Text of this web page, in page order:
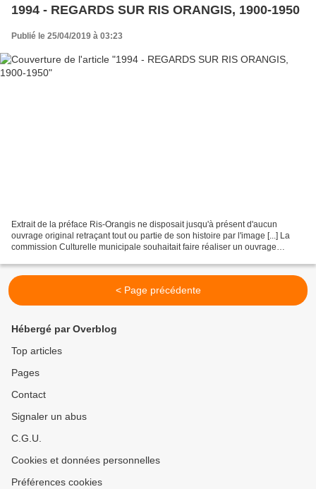
1994 - REGARDS SUR RIS ORANGIS, 1900-1950
Publié le 25/04/2019 à 03:23
Extrait de la préface Ris-Orangis ne disposait jusqu'à présent d'aucun
ouvrage original retraçant tout ou partie de son histoire par l'image [...] La
commission Culturelle municipale souhaitait faire réaliser un ouvrage
< Page précédente
Hébergé par Overblog
Top articles
Pages
Contact
Signaler un abus
C.G.U.
Cookies et données personnelles
Préférences cookies